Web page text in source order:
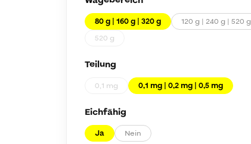
80 g | 160 g | 320 g 120 g | 240 g | 520 g
520 g
Teilung
0,1 mg 0,1 mg | 0,2 mg | 0,5 mg
Eichfähig
Ja Nein